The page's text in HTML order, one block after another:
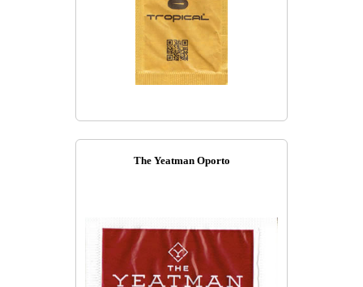
The Yeatman Oporto